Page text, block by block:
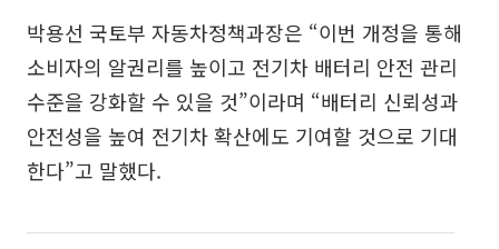
박용선 국토부 자동차정책과장은 “이번 개정을 통해
소비자의 알권리를 높이고 전기차 배터리 안전 관리
수준을 강화할 수 있을 것”이라며 “배터리 신뢰성과
안전성을 높여 전기차 확산에도 기여할 것으로 기대
한다”고 말했다.